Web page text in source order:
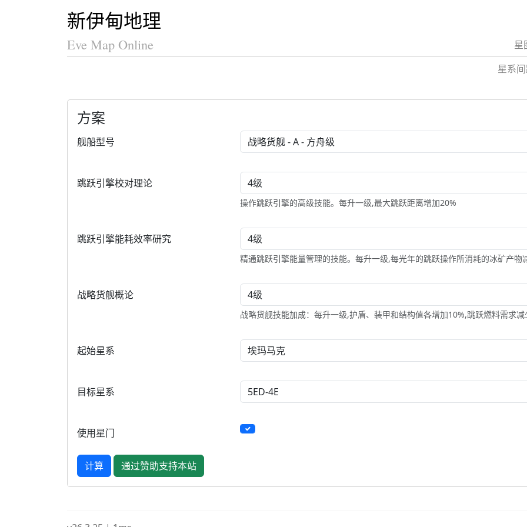
新伊甸地理
Eve Map Online
星
星系
方案
舰船型号 舰船型号
跳跃引擎校对理论 跳跃引擎校对理论
操作跳跃引擎的高级技能。每升一级,最大跳跃距离增加20%
跳跃引擎能耗效率研究 跳跃引擎能耗效率研究
精通跳跃引擎能量管理的技能。每升一级,每光年的跳跃操作所消耗的冰矿产物
战略货舰概论 战略货舰概论
战略货舰技能加成：每升一级,护盾、装甲和结构值各增加10%,跳跃燃料需求减
起始星系
目标星系
使用星门 使用星门
通过赞助支持本站